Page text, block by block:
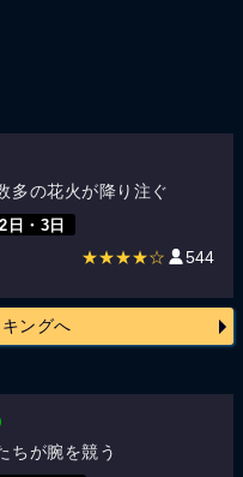
多の花火が降り注ぐ
日・3日
★★★★☆ 544
ングへ
ちが腕を競う